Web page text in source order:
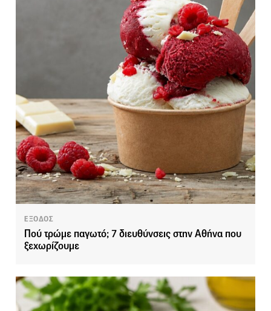
ΕΞΟΔΟΣ
Πού τρώμε παγωτό; 7 διευθύνσεις στην Αθήνα που
ξεχωρίζουμε